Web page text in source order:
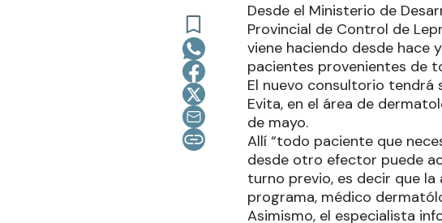
Desde el Ministerio de
Provincial de Control de
viene haciendo desde hace
pacientes provenientes de
El nuevo consultorio
Evita, en el área de
de mayo.
Allí “todo paciente que
desde otro efector puede
turno previo, es decir que
programa, médico
Asimismo, el especialista